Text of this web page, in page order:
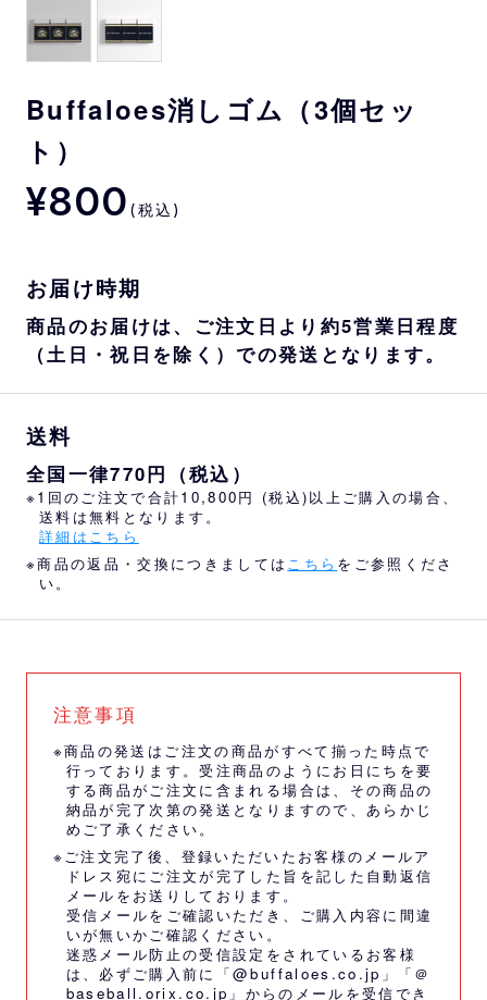
Buffaloes消しゴム（3個セッ
ト）
¥800 (税込)
お届け時期
商品のお届けは、ご注文日より約5営業日程度
（土日・祝日を除く）での発送となります。
送料
全国一律770円（税込）
※1回のご注文で合計10,800円 (税込)以上ご購入の場合、
送料は無料となります。
詳細はこちら
※商品の返品・交換につきましては こちら をご参照くださ
い。
注意事項
※商品の発送はご注文の商品がすべて揃った時点で
行っております。受注商品のようにお日にちを要
する商品がご注文に含まれる場合は、その商品の
納品が完了次第の発送となりますので、あらかじ
めご了承ください。
※ご注文完了後、登録いただいたお客様のメールア
ドレス宛にご注文が完了した旨を記した自動返信
メールをお送りしております。
受信メールをご確認いただき、ご購入内容に間違
いが無いかご確認ください。
迷惑メール防止の受信設定をされているお客様
は、必ずご購入前に「@buffaloes.co.jp」「＠
baseball.orix.co.jp」からのメールを受信でき